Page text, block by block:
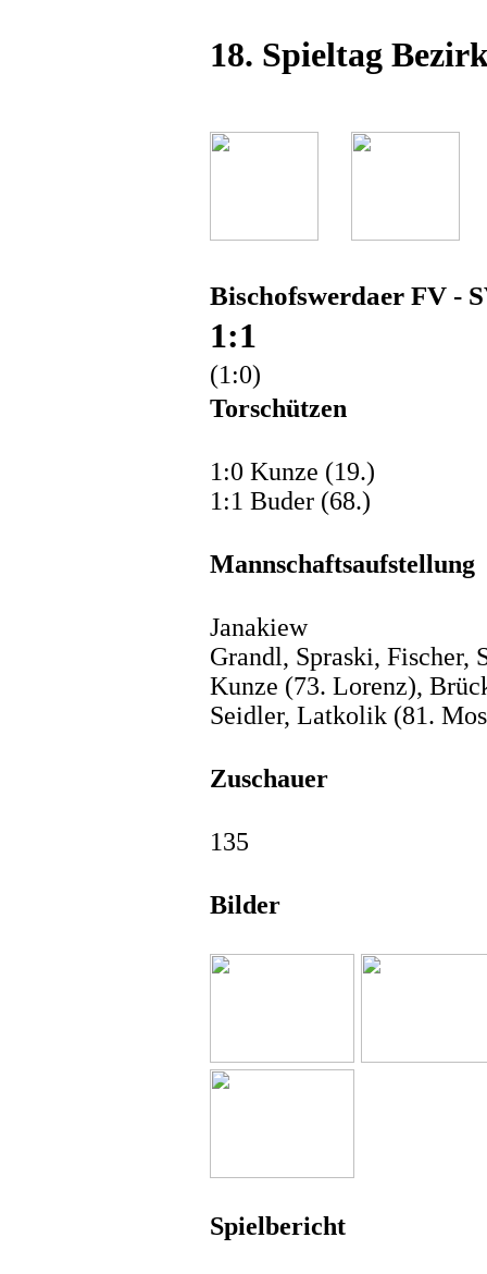
18. Spieltag
Bischofswerdaer FV -
1:1
(1:0)
Torschützen
1:0 Kunze (19.)
1:1 Buder (68.)
Mannschaftsaufstellung
Janakiew
Grandl, Spraski, Fischer,
Kunze (73. Lorenz),
Seidler, Latkolik (81.
Zuschauer
135
Bilder
Spielbericht